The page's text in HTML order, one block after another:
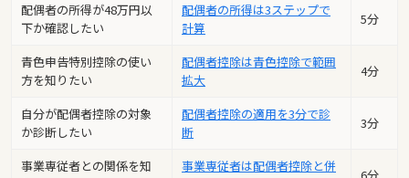
配偶者の所得が48万円以
下か確認したい
配偶者の所得は3ステップで
計算
5分
青色申告特別控除の使い
方を知りたい
配偶者控除は青色控除で範囲
拡大
4分
自分が配偶者控除の対象
か診断したい
配偶者控除の適用を3分で診
断
3分
事業専従者との関係を知
事業専従者は配偶者控除と併